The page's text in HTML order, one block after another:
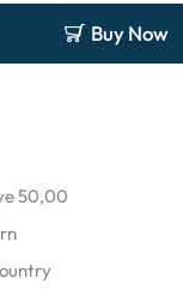
Buy Now
50,00